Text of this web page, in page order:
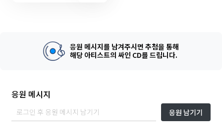
응원 메시지를 남겨주시면 추첨을 통해
해당 아티스트의 싸인 CD를 드립니다.
응원 메시지
응원 남기기